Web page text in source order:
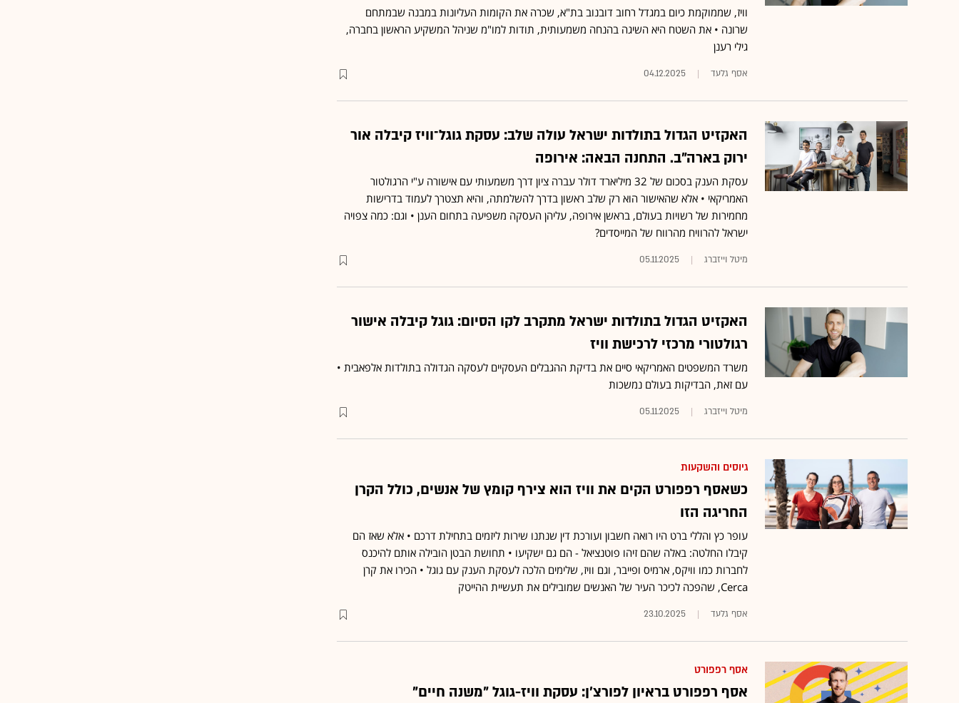
וויז, שממוקמת כיום במגדל רחוב דובנוב בת"א, שכרה את הקומות העליונות במבנה שבמתחם
שרונה • את השטח היא השיגה בהנחה משמעותית, תודות למו"מ שניהל המשקיע הראשון בחברה,
גילי רענן
אסף גלעד 04.12.2025
האקזיט הגדול בתולדות ישראל עולה שלב: עסקת גוגל־וויז קיבלה אור
ירוק בארה"ב. התחנה הבאה: אירופה
עסקת הענק בסכום של 32 מיליארד דולר עברה ציון דרך משמעותי עם אישורה ע"י הרגולטור
האמריקאי • אלא שהאישור הוא רק שלב ראשון בדרך להשלמתה, והיא תצטרך לעמוד בדרישות
מחמירות של רשויות בעולם, בראשן אירופה, עליהן העסקה משפיעה בתחום הענן • וגם: כמה צפויה
ישראל להרוויח מהרווח של המייסדים?
מיטל וייזברג 05.11.2025
האקזיט הגדול בתולדות ישראל מתקרב לקו הסיום: גוגל קיבלה אישור
רגולטורי מרכזי לרכישת וויז
משרד המשפטים האמריקאי סיים את בדיקת ההגבלים העסקיים לעסקה הגדולה בתולדות אלפאבית •
עם זאת, הבדיקות בעולם נמשכות
מיטל וייזברג 05.11.2025
גיוסים והשקעות
כשאסף רפפורט הקים את וויז הוא צירף קומץ של אנשים, כולל הקרן
החריגה הזו
עופר כץ והללי ברט היו רואה חשבון ועורכת דין שנתנו שירות ליזמים בתחילת דרכם • אלא שאז הם
קיבלו החלטה: באלה שהם זיהו פוטנציאל - הם גם ישקיעו • תחושת הבטן הובילה אותם להיכנס
לחברות כמו וויקס, ארמיס ופייבר, וגם וויז, שלימים הלכה לעסקת הענק עם גוגל • הכירו את קרן
Cerca, שהפכה לכיכר העיר של האנשים שמובילים את תעשיית ההייטק
אסף גלעד 23.10.2025
אסף רפפורט
אסף רפפורט בראיון לפורצ'ן: עסקת וויז-גוגל "משנה חיים"